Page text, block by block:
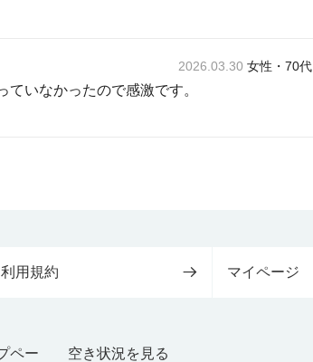
2026.03.30 女性・70代
いなかったので感激です。
利用規約 マイページ
ペー
空き状況を見る